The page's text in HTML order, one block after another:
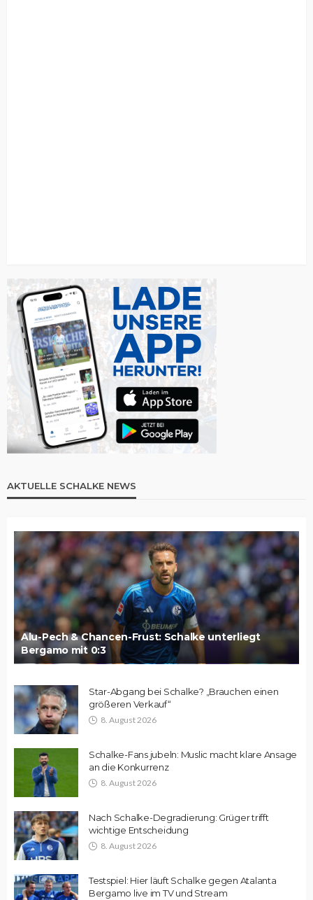
AKTUELLE SCHALKE NEWS
Alu-Pech & Chancen-Frust: Schalke unterliegt
Bergamo mit 0:3
Star-Abgang bei Schalke? „Brauchen einen
größeren Verkauf“
8. August 2026
Schalke-Fans jubeln: Muslic macht klare Ansage
an die Konkurrenz
8. August 2026
Nach Schalke-Degradierung: Grüger trifft
wichtige Entscheidung
8. August 2026
Testspiel: Hier läuft Schalke gegen Atalanta
Bergamo live im TV und Stream